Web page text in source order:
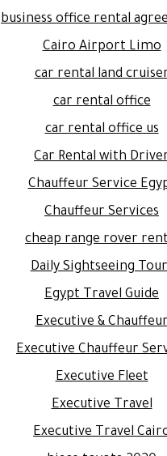
business office rental
Cairo Airport Limo
car rental land
car rental office
car rental office us
Car Rental with
Chauffeur Service
Chauffeur Services
cheap range rover
Daily Sightseeing
Egypt Travel Guide
Executive &
Executive Chauffeur
Executive Fleet
Executive Travel
Executive Travel